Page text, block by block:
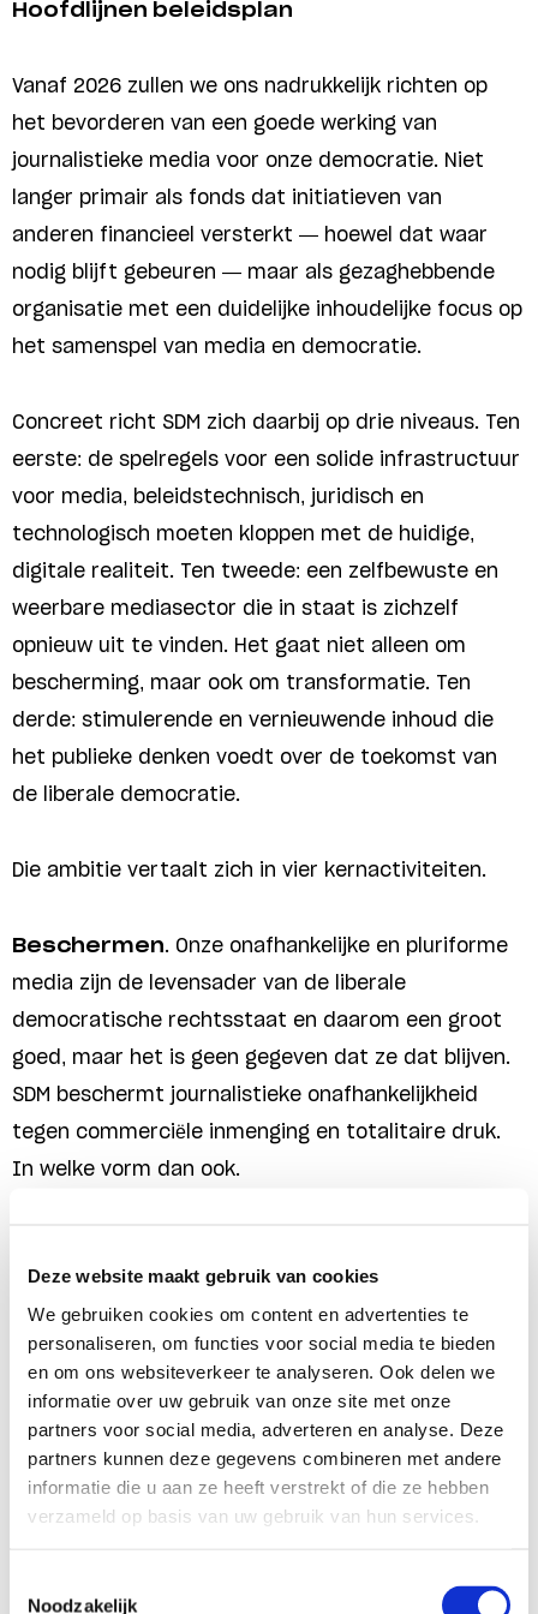
Deze website maakt gebruik van cookies
We gebruiken cookies om content en advertenties te
personaliseren, om functies voor social media te bieden
en om ons websiteverkeer te analyseren. Ook delen we
informatie over uw gebruik van onze site met onze
partners voor social media, adverteren en analyse. Deze
partners kunnen deze gegevens combineren met andere
informatie die u aan ze heeft verstrekt of die ze hebben
verzameld op basis van uw gebruik van hun services.
Noodzakelijk
Hoofdlijnen beleidsplan
Vanaf 2026 zullen we ons nadrukkelijk richten op
het bevorderen van een goede werking van
journalistieke media voor onze democratie. Niet
langer primair als fonds dat initiatieven van
anderen financieel versterkt — hoewel dat waar
nodig blijft gebeuren — maar als gezaghebbende
organisatie met een duidelijke inhoudelijke focus op
het samenspel van media en democratie.
Concreet richt SDM zich daarbij op drie niveaus. Ten
eerste: de spelregels voor een solide infrastructuur
voor media, beleidstechnisch, juridisch en
technologisch moeten kloppen met de huidige,
digitale realiteit. Ten tweede: een zelfbewuste en
weerbare mediasector die in staat is zichzelf
opnieuw uit te vinden. Het gaat niet alleen om
bescherming, maar ook om transformatie. Ten
derde: stimulerende en vernieuwende inhoud die
het publieke denken voedt over de toekomst van
de liberale democratie.
Die ambitie vertaalt zich in vier kernactiviteiten.
Beschermen. Onze onafhankelijke en pluriforme
media zijn de levensader van de liberale
democratische rechtsstaat en daarom een groot
goed, maar het is geen gegeven dat ze dat blijven.
SDM beschermt journalistieke onafhankelijkheid
tegen commerciële inmenging en totalitaire druk.
In welke vorm dan ook.
op de goed geïnformeerde burger, als voorwaarde
voor democratie en als primaire doelgroep voor
media. We richten ons op de relatie tussen burger
en media en tussen burger en democratie en
daarmee ook hoe media en democratie elkaar
beïnvloeden. SDM geeft opdracht tot onafhankelijk
onderzoek en deelt de uitkomsten zo breed